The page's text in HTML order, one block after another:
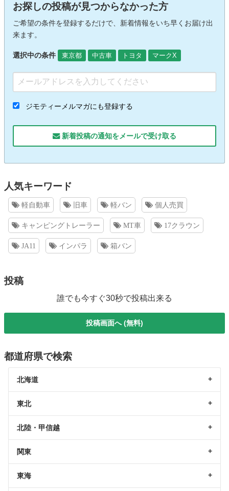
お探しの投稿が見つからなかった方
ご希望の条件を登録するだけで、新着情報をいち早くお届け出
来ます。
選択中の条件 東京都 中古車 トヨタ マークX
ジモティーメルマガにも登録する
新着投稿の通知をメールで受け取る
人気キーワード
軽自動車 旧車 軽バン 個人売買
キャンピングトレーラー MT車 17クラウン
JA11 インパラ 箱バン
投稿
誰でも今すぐ30秒で投稿出来る
投稿画面へ (無料)
都道府県で検索
北海道
東北
北陸・甲信越
関東
東海